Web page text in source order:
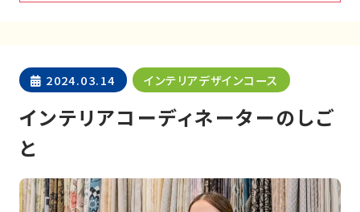
2024.03.14 インテリアデザインコース
インテリアコーディネーターのしご
と